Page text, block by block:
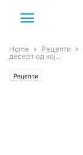
Home Рецепти
десерт од кој...
Рецепти